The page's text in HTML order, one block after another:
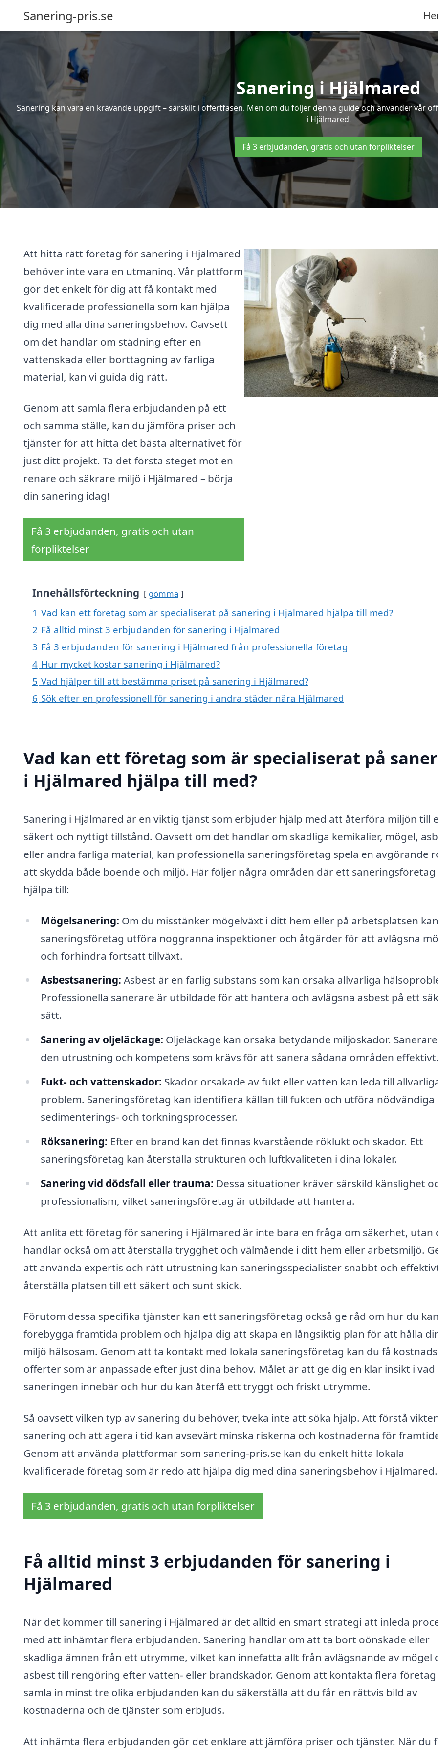
Sanering-pris.se
Sanering i Hjälmared
Sanering kan vara en krävande uppgift – särskilt i offertfasen. Men om du följer denna guide och använder vår
i Hjälmared.
Få 3 erbjudanden, gratis och utan förpliktelser
Att hitta rätt företag för sanering i Hjälmared
behöver inte vara en utmaning. Vår plattform
gör det enkelt för dig att få kontakt med
kvalificerade professionella som kan hjälpa
dig med alla dina saneringsbehov. Oavsett
om det handlar om städning efter en
vattenskada eller borttagning av farliga
material, kan vi guida dig rätt.
Genom att samla flera erbjudanden på ett
och samma ställe, kan du jämföra priser och
tjänster för att hitta det bästa alternativet för
just ditt projekt. Ta det första steget mot en
renare och säkrare miljö i Hjälmared – börja
din sanering idag!
Få 3 erbjudanden, gratis och utan
förpliktelser
Innehållsförteckning gömma
1 Vad kan ett företag som är specialiserat på sanering i Hjälmared hjälpa till med?
2 Få alltid minst 3 erbjudanden för sanering i Hjälmared
3 Få 3 erbjudanden för sanering i Hjälmared från professionella företag
4 Hur mycket kostar sanering i Hjälmared?
5 Vad hjälper till att bestämma priset på sanering i Hjälmared?
6 Sök efter en professionell för sanering i andra städer nära Hjälmared
Vad kan ett företag som är specialiserat på
i Hjälmared hjälpa till med?
Sanering i Hjälmared är en viktig tjänst som erbjuder hjälp med att återföra miljön till
säkert och nyttigt tillstånd. Oavsett om det handlar om skadliga kemikalier, mögel,
eller andra farliga material, kan professionella saneringsföretag spela en avgörande
att skydda både boende och miljö. Här följer några områden där ett saneringsföretag
hjälpa till:
Mögelsanering: Om du misstänker mögelväxt i ditt hem eller på arbetsplatsen
saneringsföretag utföra noggranna inspektioner och åtgärder för att avlägsna
och förhindra fortsatt tillväxt.
Asbestsanering: Asbest är en farlig substans som kan orsaka allvarliga
Professionella sanerare är utbildade för att hantera och avlägsna asbest på ett
sätt.
Sanering av oljeläckage: Oljeläckage kan orsaka betydande miljöskador.
den utrustning och kompetens som krävs för att sanera sådana områden effektivt.
Fukt- och vattenskador: Skador orsakade av fukt eller vatten kan leda till
problem. Saneringsföretag kan identifiera källan till fukten och utföra nödvändiga
sedimenterings- och torkningsprocesser.
Röksanering: Efter en brand kan det finnas kvarstående röklukt och skador. Ett
saneringsföretag kan återställa strukturen och luftkvaliteten i dina lokaler.
Sanering vid dödsfall eller trauma: Dessa situationer kräver särskild känslighet
professionalism, vilket saneringsföretag är utbildade att hantera.
Att anlita ett företag för sanering i Hjälmared är inte bara en fråga om säkerhet, utan
handlar också om att återställa trygghet och välmående i ditt hem eller arbetsmiljö.
att använda expertis och rätt utrustning kan saneringsspecialister snabbt och
återställa platsen till ett säkert och sunt skick.
Förutom dessa specifika tjänster kan ett saneringsföretag också ge råd om hur du kan
förebygga framtida problem och hjälpa dig att skapa en långsiktig plan för att hålla
miljö hälsosam. Genom att ta kontakt med lokala saneringsföretag kan du få
offerter som är anpassade efter just dina behov. Målet är att ge dig en klar insikt i vad
saneringen innebär och hur du kan återfå ett tryggt och friskt utrymme.
Så oavsett vilken typ av sanering du behöver, tveka inte att söka hjälp. Att förstå
sanering och att agera i tid kan avsevärt minska riskerna och kostnaderna för
Genom att använda plattformar som sanering-pris.se kan du enkelt hitta lokala
kvalificerade företag som är redo att hjälpa dig med dina saneringsbehov i Hjälmared.
Få 3 erbjudanden, gratis och utan förpliktelser
Få alltid minst 3 erbjudanden för sanering i
Hjälmared
När det kommer till sanering i Hjälmared är det alltid en smart strategi att inleda
med att inhämtar flera erbjudanden. Sanering handlar om att ta bort oönskade eller
skadliga ämnen från ett utrymme, vilket kan innefatta allt från avlägsnande av mögel
asbest till rengöring efter vatten- eller brandskador. Genom att kontakta flera företag
samla in minst tre olika erbjudanden kan du säkerställa att du får en rättvis bild av
kostnaderna och de tjänster som erbjuds.
Att inhämta flera erbjudanden gör det enklare att jämföra priser och tjänster. När du